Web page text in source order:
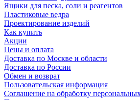
Ящики для песка, соли и реагентов
Пластиковые ведра
Проектирование изделий
Как купить
Акции
Цены и оплата
Доставка по Москве и области
Доставка по России
Обмен и возврат
Пользовательская информация
Соглашение на обработку